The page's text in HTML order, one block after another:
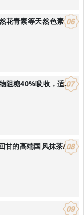
花青素等天然色素
上海浩运桑多安桑叶提取物阻糖40%吸收，适合开发减肥控体产品
九宇抹茶|低温锁鲜·鲜爽回甘的高端国风抹茶/饮品烘焙解决方案